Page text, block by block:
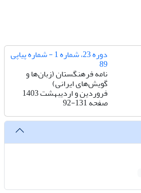
دوره 23، شماره 1 - شماره پیاپی
89
نامه فرهنگستان (زبان‌ها و
گویش‌های ایرانی)
فروردین و اردیبهشت 1403
صفحه92-131